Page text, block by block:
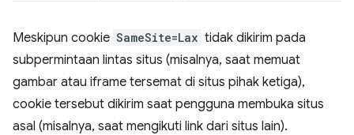
Meskipun cookie SameSite=Lax tidak dikirim pada
subpermintaan lintas situs (misalnya, saat memuat
gambar atau iframe tersemat di situs pihak ketiga),
cookie tersebut dikirim saat pengguna membuka situs
asal (misalnya, saat mengikuti link dari situs lain).